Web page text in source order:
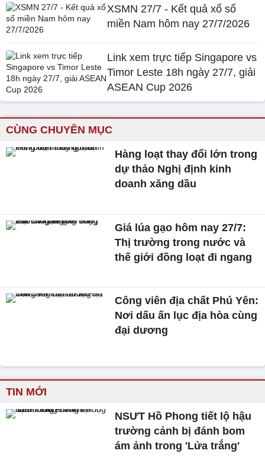
XSMN 27/7 - Kết quả xổ số
miền Nam hôm nay 27/7/2026
Link xem trực tiếp Singapore vs
Timor Leste 18h ngày 27/7, giải
ASEAN Cup 2026
CÙNG CHUYÊN MỤC
Hàng loạt thay đổi lớn trong
dự thảo Nghị định kinh
doanh xăng dầu
Giá lúa gạo hôm nay 27/7:
Thị trường trong nước và
thế giới đồng loạt đi ngang
Công viên địa chất Phú Yên:
Nơi dấu ấn lục địa hòa cùng
đại dương
TIN MỚI
NSƯT Hồ Phong tiết lộ hậu
trường cảnh bị đánh bom
ám ảnh trong 'Lửa trắng'